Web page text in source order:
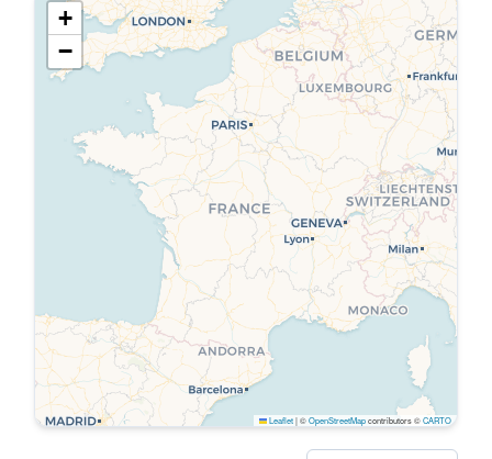
+
−
Leaflet|©OpenStreetMapcontributors ©CARTO